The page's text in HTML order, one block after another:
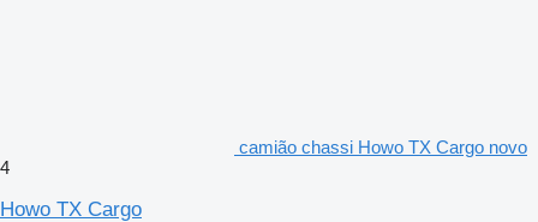
camião chassi Howo TX Cargo novo
4
Howo TX Cargo